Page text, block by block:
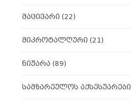
მაცივარი (22)
მიკროტალღური (21)
ნიჟარა (89)
სამზარეულოს აქსესუარები